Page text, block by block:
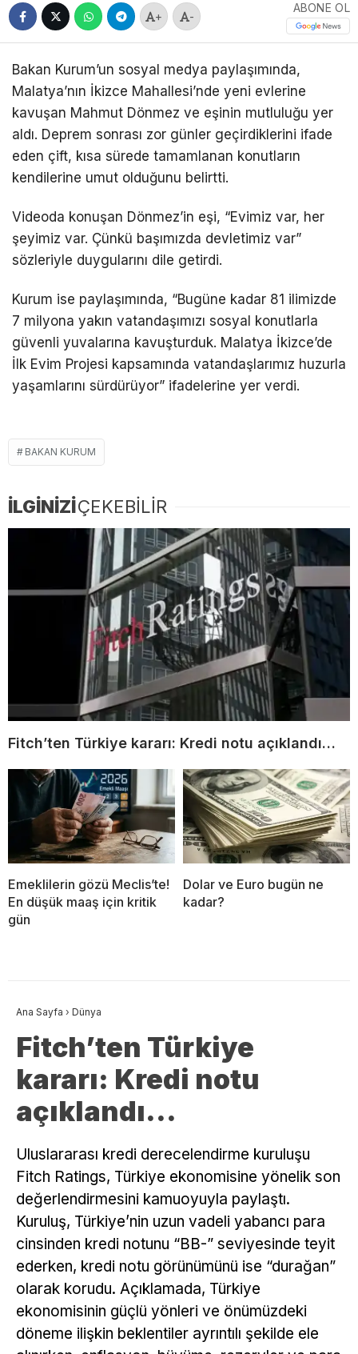
+ -
ABONE OL
Bakan Kurum’un sosyal medya paylaşımında,
Malatya’nın İkizce Mahallesi’nde yeni evlerine
kavuşan Mahmut Dönmez ve eşinin mutluluğu yer
aldı. Deprem sonrası zor günler geçirdiklerini ifade
eden çift, kısa sürede tamamlanan konutların
kendilerine umut olduğunu belirtti.
Videoda konuşan Dönmez’in eşi, “Evimiz var, her
şeyimiz var. Çünkü başımızda devletimiz var”
sözleriyle duygularını dile getirdi.
Kurum ise paylaşımında, “Bugüne kadar 81 ilimizde
7 milyona yakın vatandaşımızı sosyal konutlarla
güvenli yuvalarına kavuşturduk. Malatya İkizce’de
İlk Evim Projesi kapsamında vatandaşlarımız huzurla
yaşamlarını sürdürüyor” ifadelerine yer verdi.
BAKAN KURUM
İLGİNİZİÇEKEBİLİR
Fitch’ten Türkiye kararı: Kredi notu açıklandı…
Emeklilerin gözü Meclis’te!
En düşük maaş için kritik
gün
Dolar ve Euro bugün ne
kadar?
Ana Sayfa › Dünya
Fitch’ten Türkiye
kararı: Kredi notu
açıklandı…
Uluslararası kredi derecelendirme kuruluşu
Fitch Ratings, Türkiye ekonomisine yönelik son
değerlendirmesini kamuoyuyla paylaştı.
Kuruluş, Türkiye’nin uzun vadeli yabancı para
cinsinden kredi notunu “BB-” seviyesinde teyit
ederken, kredi notu görünümünü ise “durağan”
olarak korudu. Açıklamada, Türkiye
ekonomisinin güçlü yönleri ve önümüzdeki
döneme ilişkin beklentiler ayrıntılı şekilde ele